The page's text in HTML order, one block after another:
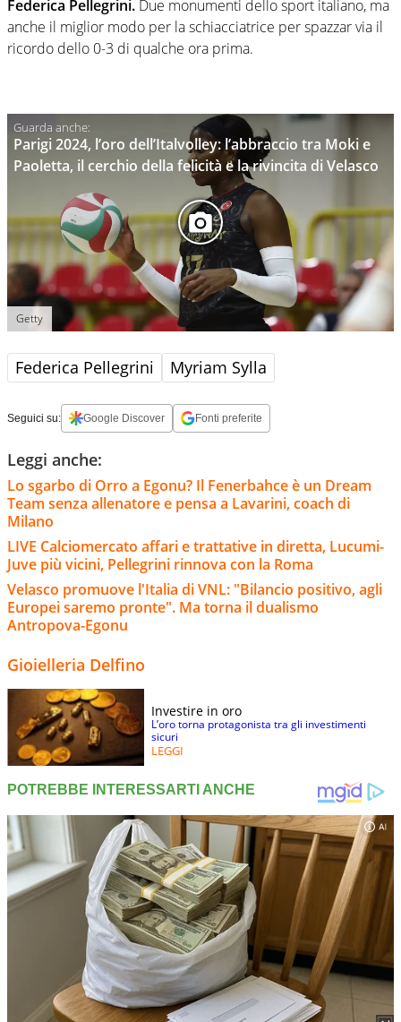
Federica Pellegrini. Due monumenti dello sport italiano, ma
anche il miglior modo per la schiacciatrice per spazzar via il
ricordo dello 0-3 di qualche ora prima.
Parigi 2024, l’oro dell’Italvolley: l’abbraccio tra Moki e
Paoletta, il cerchio della felicità e la rivincita di Velasco
Getty
Federica Pellegrini Myriam Sylla
Seguici su: Google Discover Fonti preferite
Leggi anche:
Lo sgarbo di Orro a Egonu? Il Fenerbahce è un Dream
Team senza allenatore e pensa a Lavarini, coach di
Milano
LIVE Calciomercato affari e trattative in diretta, Lucumi-
Juve più vicini, Pellegrini rinnova con la Roma
Velasco promuove l'Italia di VNL: "Bilancio positivo, agli
Europei saremo pronte". Ma torna il dualismo
Antropova-Egonu
Gioielleria Delfino
Investire in oro
L’oro torna protagonista tra gli investimenti
sicuri
LEGGI